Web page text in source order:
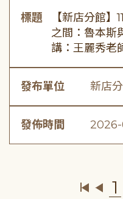
標題
【新店分館】
之間：魯本斯
講：王麗秀老
發布單位 新店
發佈時間
1